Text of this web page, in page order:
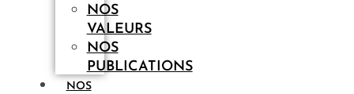
NOS
VALEURS
NOS
PUBLICATIONS
NOS